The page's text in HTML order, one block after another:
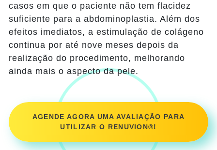
casos em que o paciente não tem flacidez
suficiente para a abdominoplastia. Além dos
efeitos imediatos, a estimulação de colágeno
continua por até nove meses depois da
realização do procedimento, melhorando
ainda mais o aspecto da pele.
AGENDE AGORA UMA AVALIAÇÃO PARA
UTILIZAR O RENUVION®!